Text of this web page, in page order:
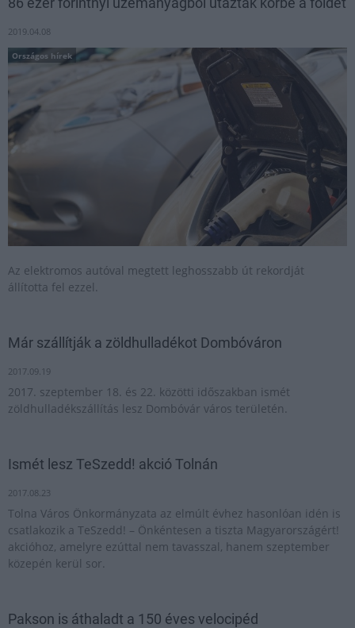
2019.04.08
Országos hírek
Az elektromos autóval megtett leghosszabb út rekordját
állította fel ezzel.
Már szállítják a zöldhulladékot Dombóváron
2017.09.19
2017. szeptember 18. és 22. közötti időszakban ismét
zöldhulladékszállítás lesz Dombóvár város területén.
Ismét lesz TeSzedd! akció Tolnán
2017.08.23
Tolna Város Önkormányzata az elmúlt évhez hasonlóan idén is
csatlakozik a TeSzedd! – Önkéntesen a tiszta Magyarországért!
akcióhoz, amelyre ezúttal nem tavasszal, hanem szeptember
közepén kerül sor.
Pakson is áthaladt a 150 éves velocipéd